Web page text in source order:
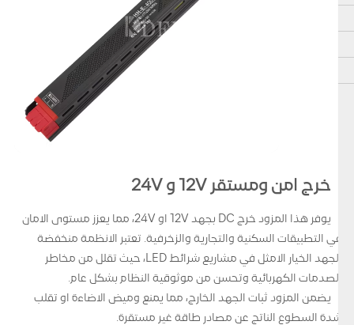
خرج امن ومستقر 12V و 24V
يوفر هذا المزود خرج DC بجهد 12V او 24V، مما يعزز مستوى الامان
في التطبيقات السكنية والتجارية والزخرفية. تعتبر الانظمة منخفضة
الجهد الخيار الامثل في مشاريع شرائط LED، حيث تقلل من مخاطر
الصدمات الكهربائية وتحسن من موثوقية النظام بشكل عام.
يضمن المزود ثبات الجهد الخارج، مما يمنع وميض الاضاءة او تقلب
شدة السطوع الناتج عن مصادر طاقة غير مستقرة.